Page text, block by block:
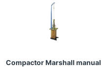
Compactor Marshall manual